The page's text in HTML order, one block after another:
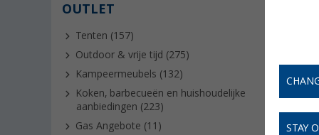
OUTLET
Tenten (157)
Outdoor & vrije tijd (275)
Kampeermeubels (132)
Koken, barbecueën en huishoudelijke
aanbiedingen (223)
Gas Angebote (11)
-
STAY